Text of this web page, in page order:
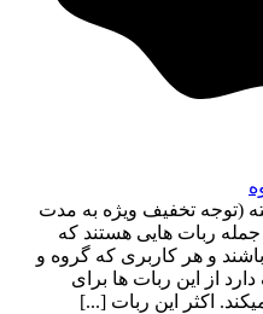
(توجه تخفیف ویژه به مدت
ربات هایی هستند که
و هر کاربری که گروه و
از این ربات ها برای
اکثر این ربات [...]